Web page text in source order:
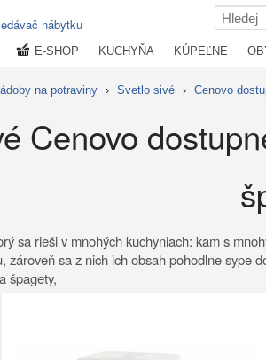
nábytku
E-SHOP KUCHYŇA KÚPEĽNE
na potraviny › Svetlo sivé › Cenovo
Cenovo
sa rieši v mnohých kuchyniach: kam s
zároveň sa z nich ich obsah pohodlne sype
špagety,